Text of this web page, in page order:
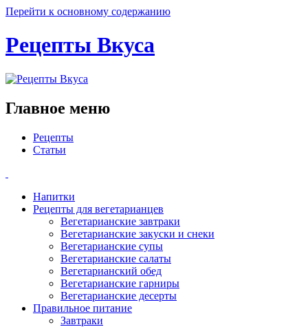
Перейти к основному содержанию
Рецепты Вкуса
Главное меню
Рецепты
Статьи
Напитки
Рецепты для вегетарианцев
Вегетарианские завтраки
Вегетарианские закуски и снеки
Вегетарианские супы
Вегетарианские салаты
Вегетарианский обед
Вегетарианские гарниры
Вегетарианские десерты
Правильное питание
Завтраки